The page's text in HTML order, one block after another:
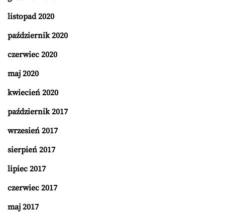
listopad 2020
październik 2020
czerwiec 2020
maj 2020
kwiecień 2020
październik 2017
wrzesień 2017
sierpień 2017
lipiec 2017
czerwiec 2017
maj 2017